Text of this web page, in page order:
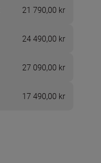
21 790,00 kr
24 490,00 kr
27 090,00 kr
17 490,00 kr